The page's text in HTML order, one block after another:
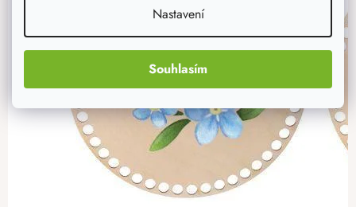
Nastavení
Souhlasím